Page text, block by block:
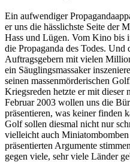
Ein aufwendiger
er uns die hässlichste Seite der
Hass und Lügen. Vom Kino bis
die Propaganda des Todes.
Auftragsgebern mit vielen
ein Säuglingsmassaker
seinen massenmörderischen
Kriegsreden hetzte er mit dieser
Februar 2003 wollen uns die
präsentieren, was keiner finden
Golf sollen diesmal nicht nur
vielleicht auch
präsentierten Argumente
gegen viele, sehr viele Länder